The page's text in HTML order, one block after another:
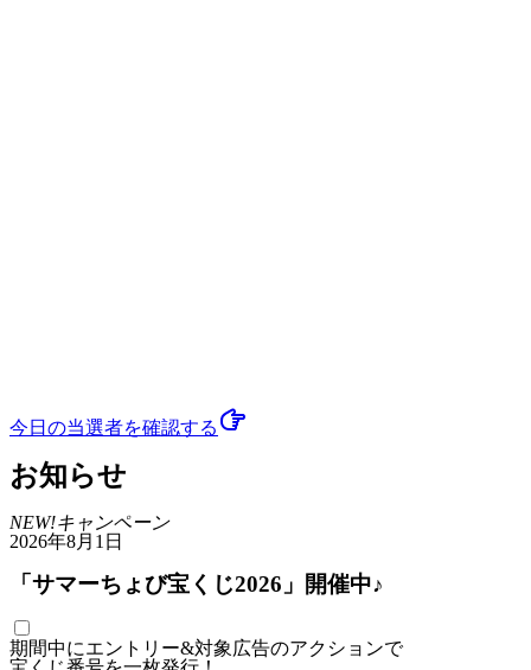
今日の当選者を確認する
お知らせ
NEW!キャンペーン
2026年8月1日
「サマーちょび宝くじ2026」開催中♪
期間中にエントリー&対象広告のアクションで